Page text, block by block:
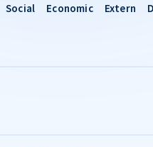
Social Economic Extern